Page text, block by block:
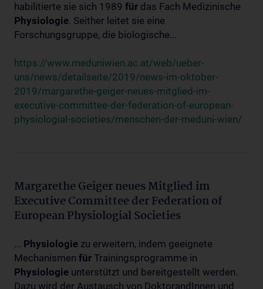
habilitierte sie sich 1989 für das Fach Medizinische
Physiologie. Seither leitet sie eine
Forschungsgruppe, die biologische...
https://www.meduniwien.ac.at/web/ueber-
uns/news/detailseite/2019/news-im-oktober-
2019/margarethe-geiger-neues-mitglied-im-
executive-committee-der-federation-of-european-
physiologial-societies/menschen-der-meduni-wien/
Margarethe Geiger neues Mitglied im
Executive Committee der Federation of
European Physiologial Societies
... Physiologie zu erweitern, indem geeignete
Mechanismen für Trainingsprogramme in
Physiologie unterstützt und bereitgestellt werden.
Dazu wird der Austausch von DoktorandInnen und